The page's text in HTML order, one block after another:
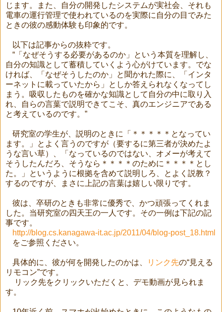
じます。
また、自分の開発したシステムが実社会、それも
電車の運行管理で使われているのを実際に自分の目でみた
ときの彼の感動体験も印象的です。
以下は記事からの抜粋です。
“「なぜそうする必要があるのか」という本質を理解し、
自分の知識として蓄積していくよう心がけています。でな
ければ、「なぜそうしたのか」と聞かれた際に、「インタ
ーネットに載っていたから」としか答えられなくなってし
まう。吸収したものを確かな知識として自分の中に取り入
れ、自らの言葉で説明できてこそ、真のエンジニアである
と考えているのです。”
研究室の学生が、説明のときに「＊＊＊＊＊となってい
ます。」とよく言うのですが（要するに第三者が決めたよ
うな言い草）、「なっているのではない、オメーが考えて
そうしたんだろ、そうなら＊＊＊＊のために＊＊＊＊とし
た。」というように根拠を含めて説明しろ、とよく説教？
するのですが、まさに上記の言葉は嬉しい限りです。
彼は、卒研のときも非常に優秀で、かつ頑張ってくれま
した。当研究室の四天王の一人です。その一例は下記の記
事です。
http://blog.cs.kanagawa-it.ac.jp/2011/04/blog-post_18.html
をご参照ください。
具体的に、彼が何を開発したのかは、 リンク先の“見える
リモコン”です。
リック先をクリックいただくと、デモ動画が見られま
す。